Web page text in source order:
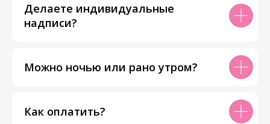
Делаете индивидуальные
надписи?
Можно ночью или рано утром?
Как оплатить?